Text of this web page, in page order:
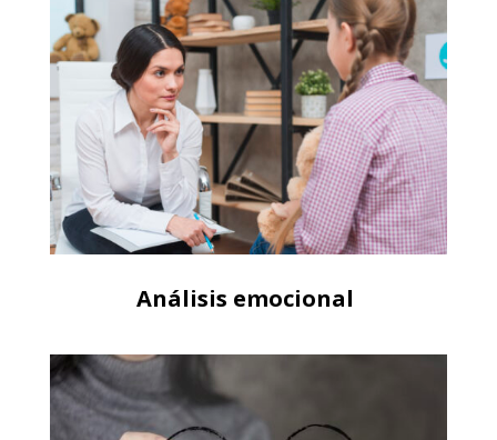
Análisis emocional